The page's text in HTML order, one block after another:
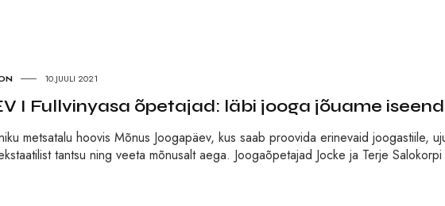
10.JUULI 2021
I Fullvinyasa õpetajad: läbi jooga jõuame
metsatalu hoovis Mõnus Joogapäev, kus saab proovida erinevaid joogastiile,
tantsu ning veeta mõnusalt aega. Joogaõpetajad Jocke ja Terje Salokorpi